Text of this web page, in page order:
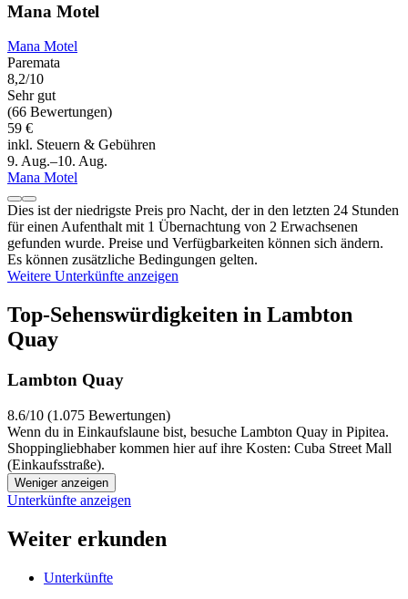
Mana Motel
Mana Motel
Paremata
8,2/10
Sehr gut
(66 Bewertungen)
59 €
inkl. Steuern & Gebühren
9. Aug.–10. Aug.
Mana Motel
Dies ist der niedrigste Preis pro Nacht, der in den letzten 24 Stunden
für einen Aufenthalt mit 1 Übernachtung von 2 Erwachsenen
gefunden wurde. Preise und Verfügbarkeiten können sich ändern.
Es können zusätzliche Bedingungen gelten.
Weitere Unterkünfte anzeigen
Top-Sehenswürdigkeiten in Lambton
Quay
Lambton Quay
8.6/10 (1.075 Bewertungen)
Wenn du in Einkaufslaune bist, besuche Lambton Quay in Pipitea.
Shoppingliebhaber kommen hier auf ihre Kosten: Cuba Street Mall
(Einkaufsstraße).
Weniger anzeigen
Unterkünfte anzeigen
Weiter erkunden
Unterkünfte